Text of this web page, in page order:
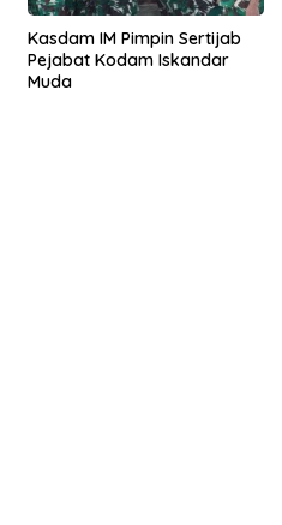
Kasdam IM Pimpin Sertijab
Pejabat Kodam Iskandar
Muda